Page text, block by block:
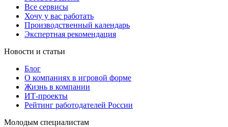
Все сервисы
Хочу у вас работать
Производственный календарь
Экспертная рекомендация
Новости и статьи
Блог
О компаниях в игровой форме
Жизнь в компании
ИТ-проекты
Рейтинг работодателей России
Молодым специалистам